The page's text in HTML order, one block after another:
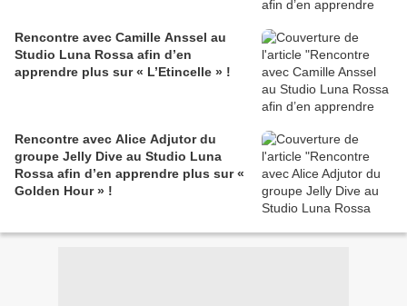
Rencontre avec Camille Anssel au
Studio Luna Rossa afin d’en
apprendre plus sur « L’Etincelle » !
Rencontre avec Alice Adjutor du
groupe Jelly Dive au Studio Luna
Rossa afin d’en apprendre plus sur «
Golden Hour » !